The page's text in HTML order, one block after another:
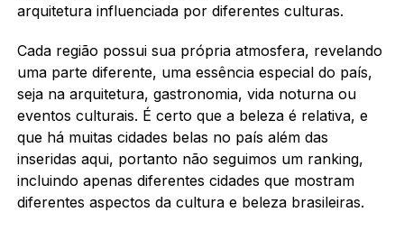
arquitetura influenciada por diferentes culturas.
Cada região possui sua própria atmosfera, revelando
uma parte diferente, uma essência especial do país,
seja na arquitetura, gastronomia, vida noturna ou
eventos culturais. É certo que a beleza é relativa, e
que há muitas cidades belas no país além das
inseridas aqui, portanto não seguimos um ranking,
incluindo apenas diferentes cidades que mostram
diferentes aspectos da cultura e beleza brasileiras.